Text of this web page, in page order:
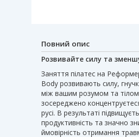
Повний опис
Розвивайте силу та
Заняття пілатес на
Body розвивають силу,
між вашим розумом та
зосереджено
русі. В результаті
продуктивність та значно
ймовірність отримання